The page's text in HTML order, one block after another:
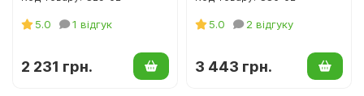
5.0 1 відгук
2 231 грн.
5.0 2 відгуку
3 443 грн.